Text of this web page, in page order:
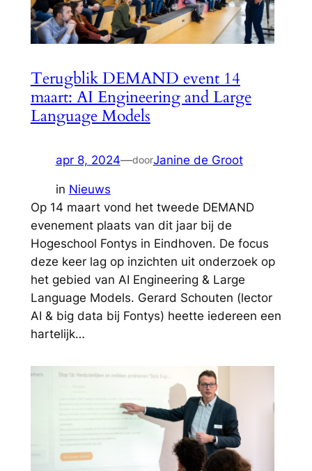
Terugblik DEMAND event 14
maart: AI Engineering and Large
Language Models
apr 8, 2024—doorJanine de Groot
in Nieuws
Op 14 maart vond het tweede DEMAND
evenement plaats van dit jaar bij de
Hogeschool Fontys in Eindhoven. De focus
deze keer lag op inzichten uit onderzoek op
het gebied van AI Engineering & Large
Language Models. Gerard Schouten (lector
AI & big data bij Fontys) heette iedereen een
hartelijk…